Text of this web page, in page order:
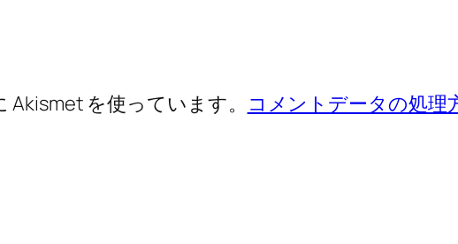
を使っています。
コメントデータの処理